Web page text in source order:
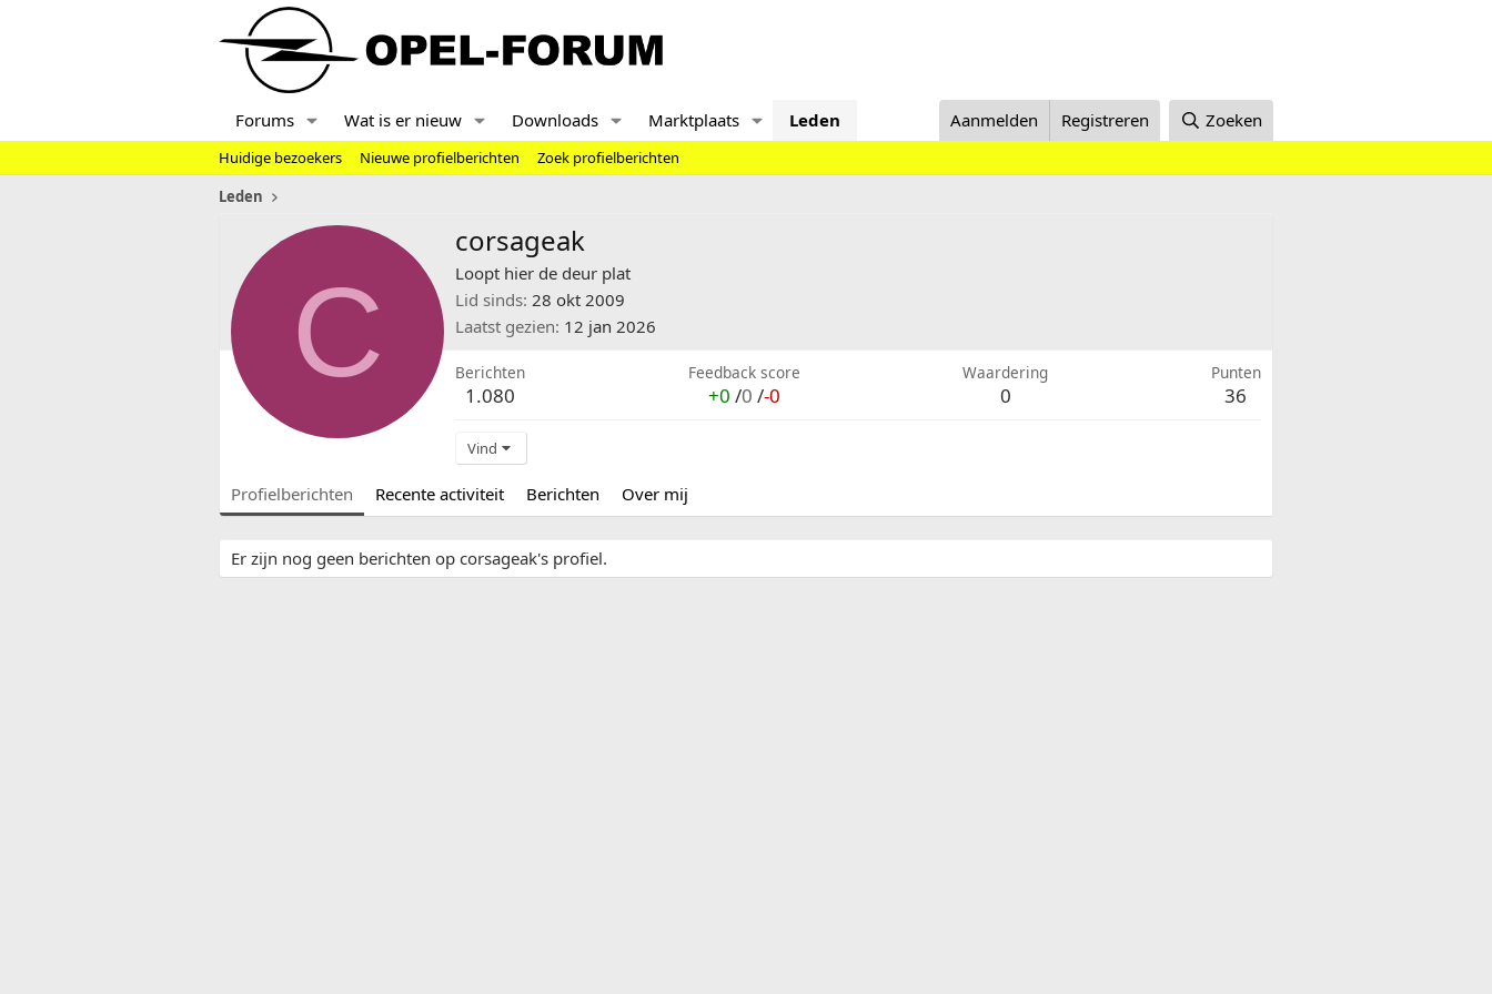
Forums Wat is er nieuw Downloads Marktplaats Leden Aanmelden Registreren Zoeken
Huidige bezoekers Nieuwe profielberichten
Zoek profielberichten
Leden
C
corsageak
Loopt hier de deur plat
Lid sinds 28 okt 2009
Laatst gezien 12 jan 2026
Berichten
1.080
Feedback score
+0 /0 /-0
Waardering
0
Punten
36
Vind
Profielberichten Recente activiteit Berichten Over mij
Er zijn nog geen berichten op corsageak's profiel.